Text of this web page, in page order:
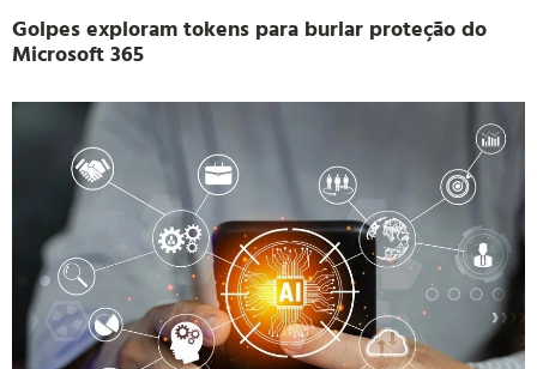
Golpes exploram tokens para burlar proteção do
Microsoft 365